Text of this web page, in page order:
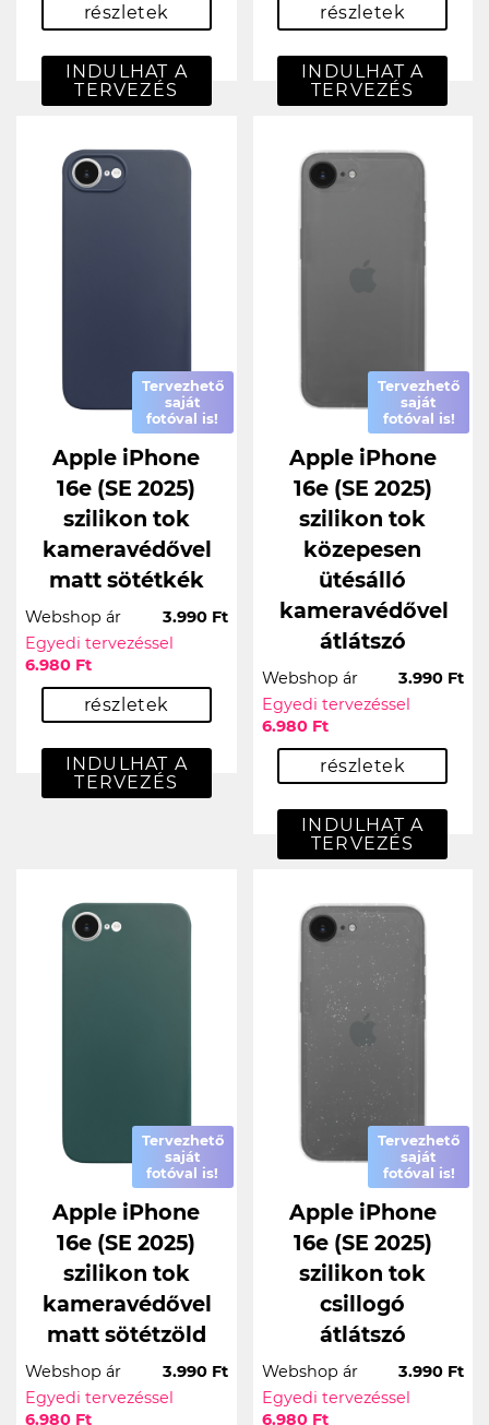
részletek
INDULHAT A
TERVEZÉS
részletek
INDULHAT A
TERVEZÉS
Tervezhető
saját
fotóval is!
Apple iPhone
16e (SE 2025)
szilikon tok
kameravédővel
matt sötétkék
Webshop ár
3.990 Ft
Egyedi tervezéssel
6.980 Ft
részletek
INDULHAT A
TERVEZÉS
Tervezhető
saját
fotóval is!
Apple iPhone
16e (SE 2025)
szilikon tok
közepesen
ütésálló
kameravédővel
átlátszó
Webshop ár
3.990 Ft
Egyedi tervezéssel
6.980 Ft
részletek
INDULHAT A
TERVEZÉS
Tervezhető
saját
fotóval is!
Apple iPhone
16e (SE 2025)
szilikon tok
kameravédővel
matt sötétzöld
Webshop ár
3.990 Ft
Egyedi tervezéssel
6.980 Ft
Tervezhető
saját
fotóval is!
Apple iPhone
16e (SE 2025)
szilikon tok
csillogó
átlátszó
Webshop ár
3.990 Ft
Egyedi tervezéssel
6.980 Ft